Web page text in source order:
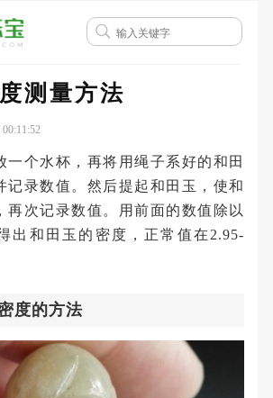
测量方法
一个水杯，再将用绳子系好的和田
记录数值。然后提起和田玉，使和
再次记录数值。用前面的数值除以
出和田玉的密度，正常值在2.95-
度的方法